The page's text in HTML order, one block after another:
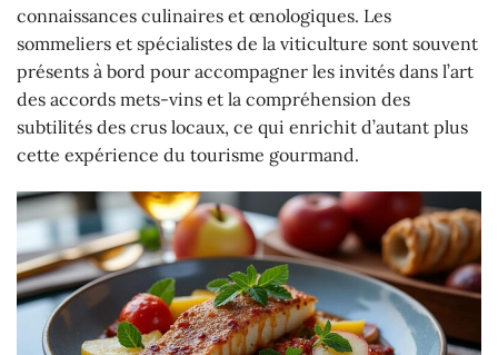
connaissances culinaires et œnologiques. Les
sommeliers et spécialistes de la viticulture sont souvent
présents à bord pour accompagner les invités dans l’art
des accords mets-vins et la compréhension des
subtilités des crus locaux, ce qui enrichit d’autant plus
cette expérience du tourisme gourmand.